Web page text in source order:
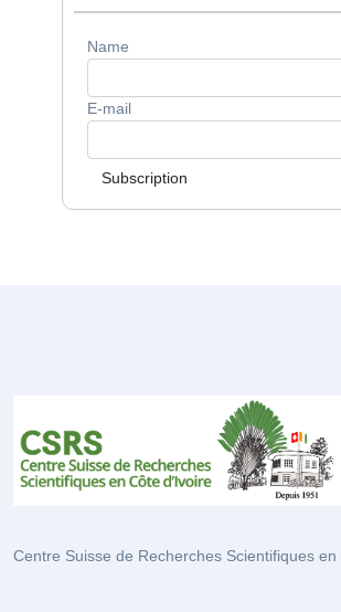
Name
E-mail
Subscription
Centre Suisse de Recherches Scientifiques en